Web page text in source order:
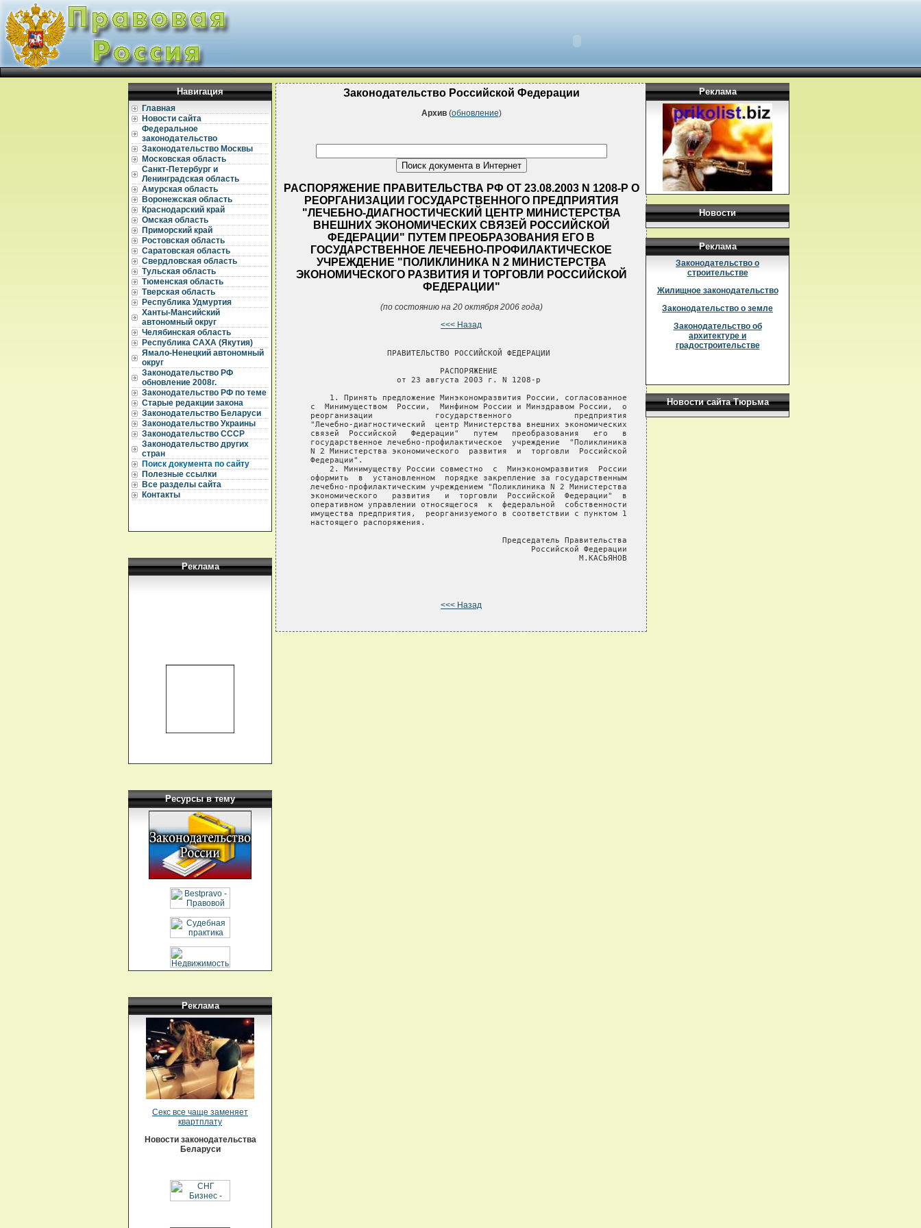
Навигация
Главная
Новости сайта
Федеральное
законодательство
Законодательство Москвы
Московская область
Санкт-Петербург и
Ленинградская область
Амурская область
Воронежская область
Краснодарский край
Омская область
Приморский край
Ростовская область
Саратовская область
Свердловская область
Тульская область
Тюменская область
Тверская область
Республика Удмуртия
Ханты-Мансийский
автономный округ
Челябинская область
Республика САХА (Якутия)
Ямало-Ненецкий автономный
округ
Законодательство РФ
обновление 2008г.
Законодательство РФ по теме
Старые редакции закона
Законодательство Беларуси
Законодательство Украины
Законодательство СССР
Законодательство других
стран
Поиск документа по сайту
Полезные ссылки
Все разделы сайта
Контакты
Реклама
Ресурсы в тему
Реклама
Секс все чаще заменяет
квартплату
Новости законодательства
Беларуси
Законодательство Российской Федерации
Архив (обновление)
РАСПОРЯЖЕНИЕ ПРАВИТЕЛЬСТВА РФ ОТ 23.08.2003 N 1208-Р О
РЕОРГАНИЗАЦИИ ГОСУДАРСТВЕННОГО ПРЕДПРИЯТИЯ
"ЛЕЧЕБНО-ДИАГНОСТИЧЕСКИЙ ЦЕНТР МИНИСТЕРСТВА
ВНЕШНИХ ЭКОНОМИЧЕСКИХ СВЯЗЕЙ РОССИЙСКОЙ
ФЕДЕРАЦИИ" ПУТЕМ ПРЕОБРАЗОВАНИЯ ЕГО В
ГОСУДАРСТВЕННОЕ ЛЕЧЕБНО-ПРОФИЛАКТИЧЕСКОЕ
УЧРЕЖДЕНИЕ "ПОЛИКЛИНИКА N 2 МИНИСТЕРСТВА
ЭКОНОМИЧЕСКОГО РАЗВИТИЯ И ТОРГОВЛИ РОССИЙСКОЙ
ФЕДЕРАЦИИ"
(по состоянию на 20 октября 2006 года)
<<< Назад
                   ПРАВИТЕЛЬСТВО РОССИЙСКОЙ ФЕДЕРАЦИИ
                              РАСПОРЯЖЕНИЕ
                     от 23 августа 2003 г. N 1208-р
       1. Принять предложение Минэкономразвития России, согласованное
   с  Минимуществом  России,  Минфином России и Минздравом России,  о
   реорганизации             государственного             предприятия
   "Лечебно-диагностический  центр Министерства внешних экономических
   связей  Российской   Федерации"   путем   преобразования   его   в
   государственное лечебно-профилактическое  учреждение  "Поликлиника
   N 2 Министерства экономического  развития  и  торговли  Российской
   Федерации".
       2. Минимуществу России совместно  с  Минэкономразвития  России
   оформить  в  установленном  порядке закрепление за государственным
   лечебно-профилактическим учреждением "Поликлиника N 2 Министерства
   экономического   развития   и  торговли  Российской  Федерации"  в
   оперативном управлении относящегося  к  федеральной  собственности
   имущества предприятия,  реорганизуемого в соответствии с пунктом 1
   настоящего распоряжения.
                                           Председатель Правительства
                                                 Российской Федерации
                                                           М.КАСЬЯНОВ
<<< Назад
Реклама
Новости
Реклама
Законодательство о
строительстве
Жилищное законодательство
Законодательство о земле
Законодательство об
архитектуре и
градостроительстве
Новости сайта Тюрьма